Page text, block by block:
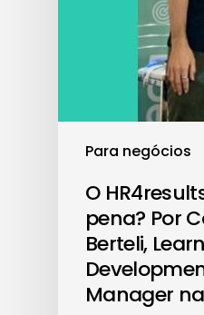
Para negócios
O
pena? Por
Berteli,
Manager